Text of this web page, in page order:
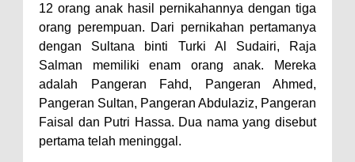
12 orang anak hasil pernikahannya dengan tiga
orang perempuan. Dari pernikahan pertamanya
dengan Sultana binti Turki Al Sudairi, Raja
Salman memiliki enam orang anak. Mereka
adalah Pangeran Fahd, Pangeran Ahmed,
Pangeran Sultan, Pangeran Abdulaziz, Pangeran
Faisal dan Putri Hassa. Dua nama yang disebut
pertama telah meninggal.